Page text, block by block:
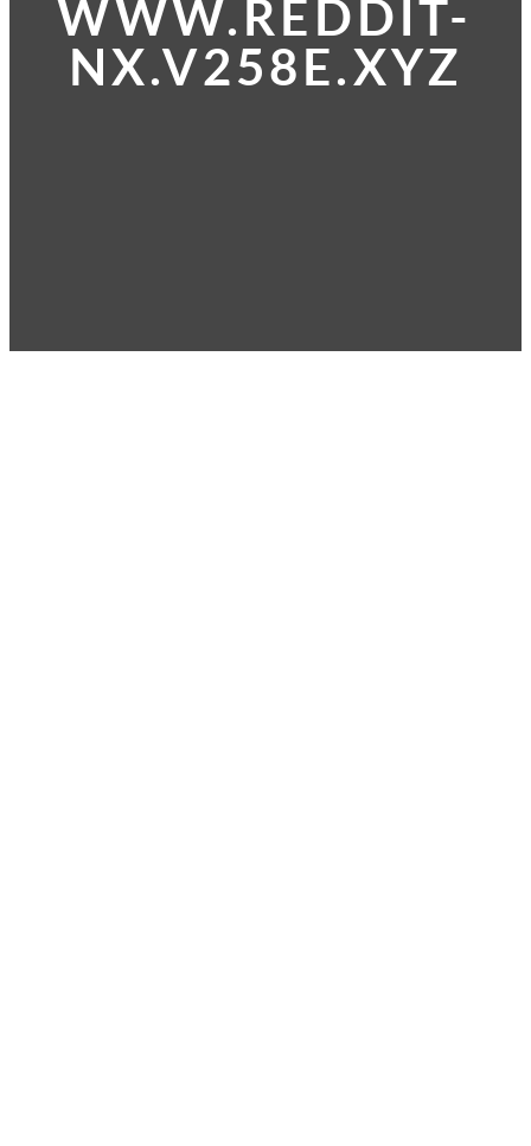
WWW.REDDIT-
NX.V258E.XYZ